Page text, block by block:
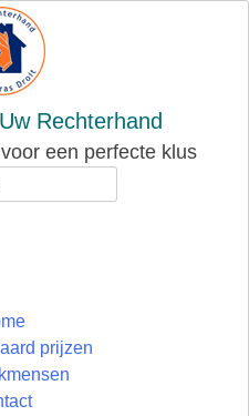
Uw Rechterhand
een perfecte klus
prijzen